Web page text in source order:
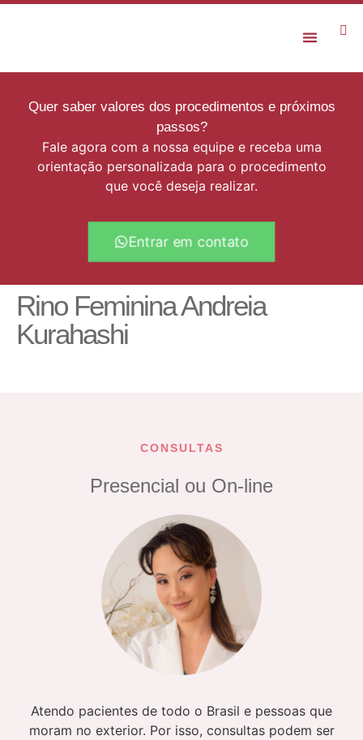
Quer saber valores dos procedimentos e próximos
passos?
Fale agora com a nossa equipe e receba uma
orientação personalizada para o procedimento
que você deseja realizar.
Entrar em contato
Rino Feminina Andreia
Kurahashi
CONSULTAS
Presencial ou On-line
Atendo pacientes de todo o Brasil e pessoas que
moram no exterior. Por isso, consultas podem ser